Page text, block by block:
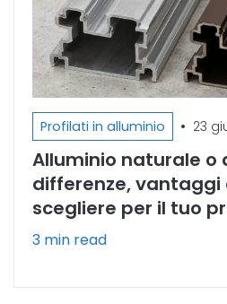
Profilati in alluminio • 23
Alluminio naturale o
differenze, vantaggi
scegliere per il tuo
3 min read